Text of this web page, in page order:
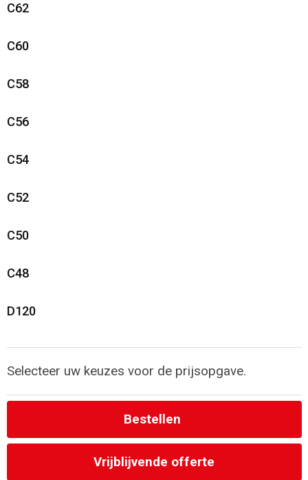
C62
C60
C58
C56
C54
C52
C50
C48
D120
Selecteer uw keuzes voor de prijsopgave.
Bestellen
Vrijblijvende offerte